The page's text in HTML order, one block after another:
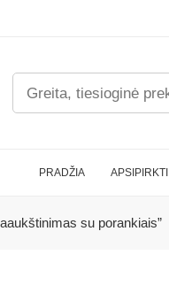
PRADŽIA APSIPIRKTI
su porankiais”